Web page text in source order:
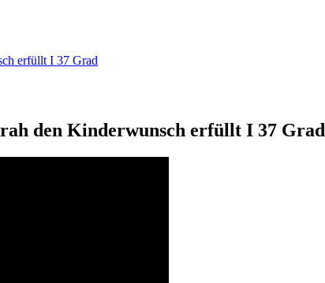
erfüllt I 37 Grad
den Kinderwunsch erfüllt I 37 Grad